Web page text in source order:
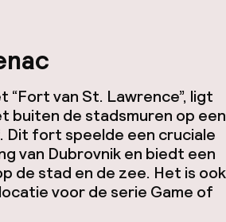
“Fort van St. Lawrence”, ligt
buiten de stadsmuren op een
Dit fort speelde een cruciale
van Dubrovnik en biedt een
de stad en de zee. Het is ook
voor de serie Game of